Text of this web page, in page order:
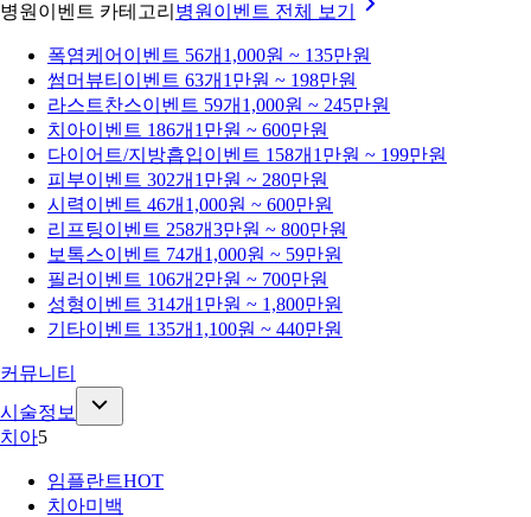
병원이벤트 카테고리 병원이벤트 전체 보기
폭염케어 이벤트 56개 1,000원 ~ 135만원
썸머뷰티 이벤트 63개 1만원 ~ 198만원
라스트찬스이벤트 59개 1,000원 ~ 245만원
치아이벤트 186개 1만원 ~ 600만원
다이어트/지방흡입이벤트 158개 1만원 ~ 199만원
피부이벤트 302개 1만원 ~ 280만원
시력이벤트 46개 1,000원 ~ 600만원
리프팅이벤트 258개3만원 ~ 800만원
보톡스이벤트 74개 1,000원 ~ 59만원
필러 이벤트 106개 2만원 ~ 700만원
성형이벤트 314개 1만원 ~ 1,800만원
기타이벤트 135개 1,100원 ~ 440만원
커뮤니티
시술정보
치아5
임플란트HOT
치아미백